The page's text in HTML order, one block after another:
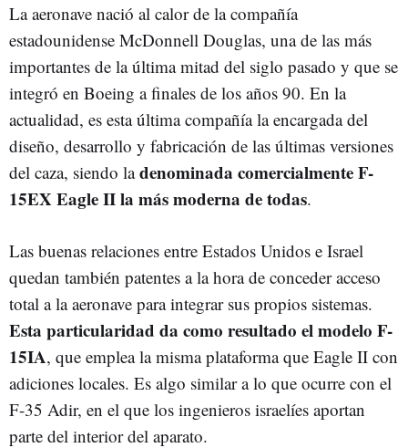
La aeronave nació al calor de la compañía
estadounidense McDonnell Douglas, una de las más
importantes de la última mitad del siglo pasado y que se
integró en Boeing a finales de los años 90. En la
actualidad, es esta última compañía la encargada del
diseño, desarrollo y fabricación de las últimas versiones
del caza, siendo ladenominada comercialmente F-
15EX Eagle II la más moderna de todas.
Las buenas relaciones entre Estados Unidos e Israel
quedan también patentes a la hora de conceder acceso
total a la aeronave para integrar sus propios sistemas.
Esta particularidad da como resultado el modelo F-
15IA, que emplea la misma plataforma que Eagle II con
adiciones locales. Es algo similar a lo que ocurre con el
F-35 Adir, en el que los ingenieros israelíes aportan
parte del interior del aparato.